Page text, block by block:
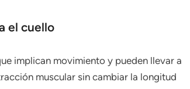
el cuello
implican movimiento y pueden llevar a
muscular sin cambiar la longitud